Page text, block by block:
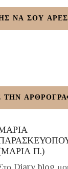
ΝΑ ΣΟΥ
ΤΗΝ
Π.)